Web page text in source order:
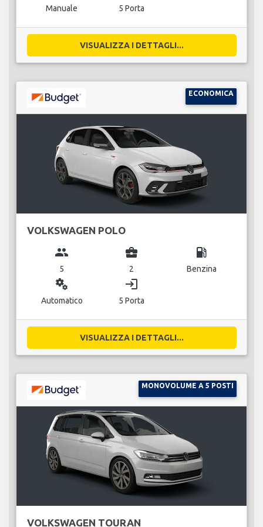
Manuale 5 Porta
VISUALIZZA I DETTAGLI...
ECONOMICA
VOLKSWAGEN POLO
group
5
business_center
2
local_gas_station
Benzina
miscellaneous_services
Automatico
login
5 Porta
VISUALIZZA I DETTAGLI...
MONOVOLUME A 5 POSTI
VOLKSWAGEN TOURAN